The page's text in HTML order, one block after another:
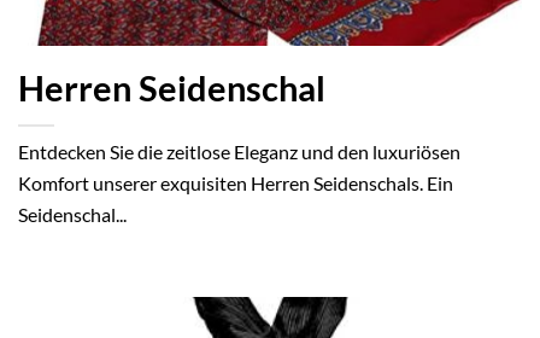
Herren Seidenschal
Entdecken Sie die zeitlose Eleganz und den luxuriösen
Komfort unserer exquisiten Herren Seidenschals. Ein
Seidenschal...